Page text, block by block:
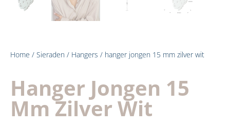
Home / Sieraden / Hangers / hanger jongen 15 mm zilver wit
Hanger Jongen 15
Mm Zilver Wit